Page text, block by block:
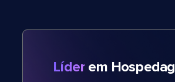
Líder em